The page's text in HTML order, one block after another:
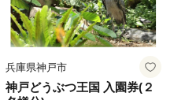
兵庫県神戸市
神戸どうぶつ王国 入園券(２